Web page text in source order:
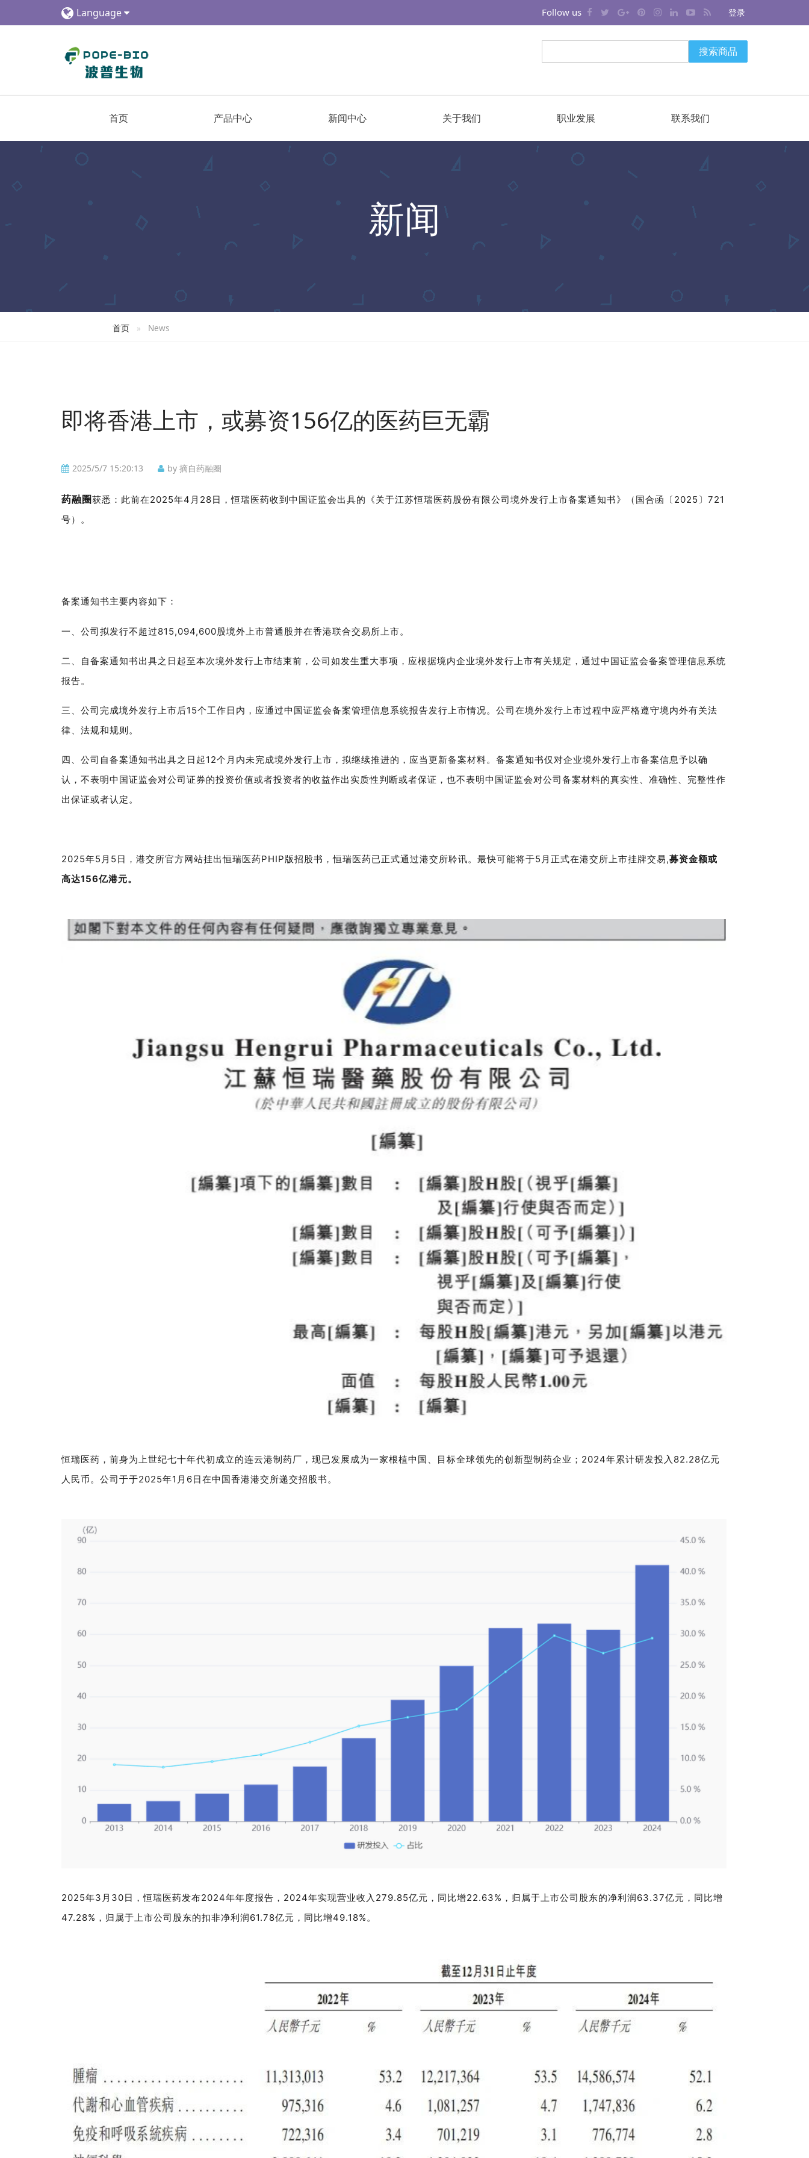
Language Follow us 登录
搜索商品
首页 产品中心 新闻中心 关于我们 职业发展 联系我们
新闻
首页 News
即将香港上市，或募资156亿的医药巨无霸
2025/5/7 15:20:13 by 摘自药融圈
药融圈获悉：此前在2025年4月28日，恒瑞医药收到中 国证监会出具的《关于江苏恒瑞医药股份有限公司境外发行上市备案通知书》（国合函〔 2025 〕 721
号）。
备案通知书主要内容如下：
一、公司拟发行不超过815,094,600股境外上市普通股并在香港联合交易所上市。
二、自备案通知书出具之日起至本次境外发行上市结束前，公司如发生重大事项，应根据境内企业境外发行上市有关规定，通过中国证监会备案管理信息系统
报告。
三、公司完成境外发行上市后15个工作日内，应通过中国证监会备案管理信息系统报告发行上市情况。公司在境外发行上市过程中应严格遵守境内外有关法
律、法规和规则。
四、公司自备案通知书出具之日起12个月内未完成境外发行上市，拟继续推进的，应当更新备案材料。备案通知书仅对企业境外发行上市备案信息予以确
认，不表明中国证监会对公司证券的投资价值或者投资者的收益作出实质性判断或者保证，也不表明中国证监会对公司备案材料的真实性、准确性、完整性作
出保证或者认定。
2025年5月5日，港交所官方网站挂出恒瑞医药PHIP版招股书，恒瑞医药已正式通过港交所聆讯。 最快可能将于5月正式在港交所上市挂牌交易,募资金额或
高达156亿港元。
恒瑞医药 ，前身为上世纪七十年代初成立的连云港制药厂，现已发展成为一家根植中国、目标全球领先的创新型制药企业；2024年累计研发投入82.28亿元
人民币。公司于于2025年1月6日在中国香港港交所递交招股书。
2025年3月30日，恒瑞医药发布2024年年度报告， 2024年实现营业收入279.85亿元，同比增22.63%，归属于上市公司股东的净利润63.37亿元，同比增
47.28% ，归属于上市公司股东的扣非净利润61.78亿元，同比增49.18%。